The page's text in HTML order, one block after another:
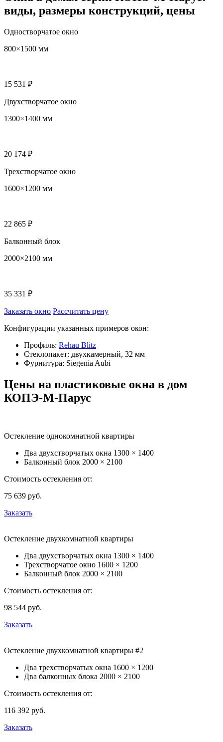
виды, размеры конструкций, цены
Одностворчатое окно
800×1500 мм
15 531 ₽
Двухстворчатое окно
1300×1400 мм
20 174 ₽
Трехстворчатое окно
1600×1200 мм
22 865 ₽
Балконный блок
2000×2100 мм
35 331 ₽
Заказать окно Рассчитать цену
Конфигурации указанных примеров окон:
Профиль: Rehau Blitz
Стеклопакет: двухкамерный, 32 мм
Фурнитура: Siegenia Aubi
Цены на пластиковые окна в дом
КОПЭ-М-Парус
Остекление однокомнатной квартиры
Два двухстворчатых окна 1300 × 1400
Балконный блок 2000 × 2100
Стоимость остекления от:
75 639 руб.
Заказать
Остекление двухкомнатной квартиры
Два двухстворчатых окна 1300 × 1400
Трехстворчатое окно 1600 × 1200
Балконный блок 2000 × 2100
Стоимость остекления от:
98 544 руб.
Заказать
Остекление двухкомнатной квартиры #2
Два трехстворчатых окна 1600 × 1200
Два балконных блока 2000 × 2100
Стоимость остекления от:
116 392 руб.
Заказать